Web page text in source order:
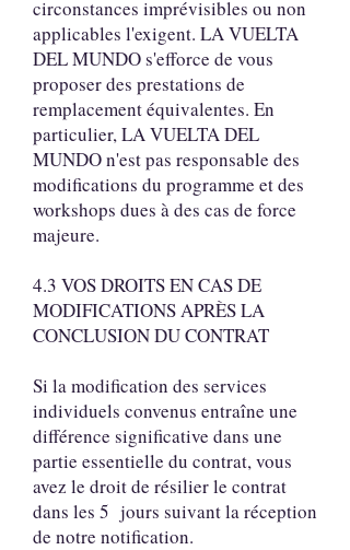
circonstances imprévisibles ou non
applicables l'exigent. LA VUELTA
DEL MUNDO s'efforce de vous
proposer des prestations de
remplacement équivalentes. En
particulier, LA VUELTA DEL
MUNDO n'est pas responsable des
modifications du programme et des
workshops dues à des cas de force
majeure.
4.3 VOS DROITS EN CAS DE
MODIFICATIONS APRÈS LA
CONCLUSION DU CONTRAT
Si la modification des services
individuels convenus entraîne une
différence significative dans une
partie essentielle du contrat, vous
avez le droit de résilier le contrat
dans les 5 jours suivant la réception
de notre notification.